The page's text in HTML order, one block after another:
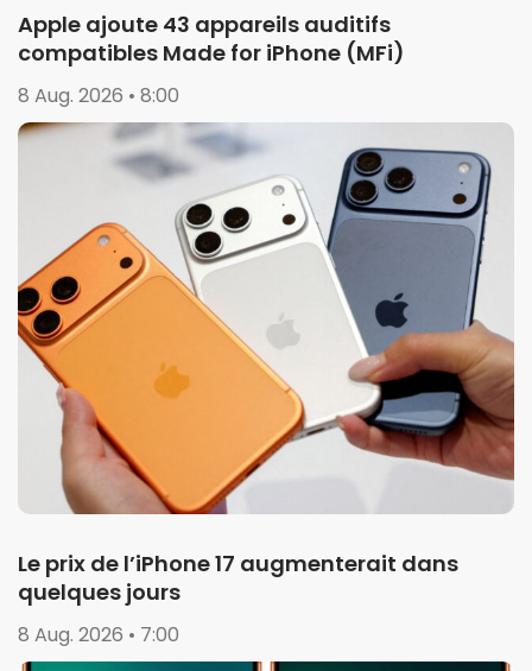
Apple ajoute 43 appareils auditifs
compatibles Made for iPhone (MFi)
8 Aug. 2026 • 8:00
Le prix de l’iPhone 17 augmenterait dans
quelques jours
8 Aug. 2026 • 7:00